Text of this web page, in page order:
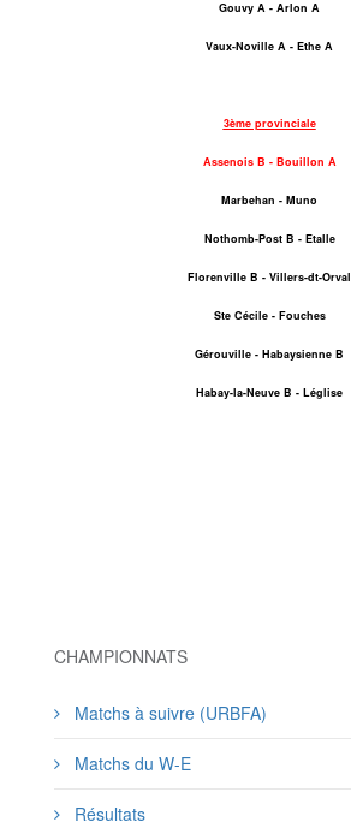
Gouvy A - Arlon A
Vaux-Noville A - Ethe A
3ème provinciale
Assenois B - Bouillon A
Marbehan - Muno
Nothomb-Post B - Etalle
Florenville B - Villers-dt-Orval
Ste Cécile - Fouches
Gérouville - Habaysienne B
Habay-la-Neuve B - Léglise
CHAMPIONNATS
Matchs à suivre (URBFA)
Matchs du W-E
Résultats